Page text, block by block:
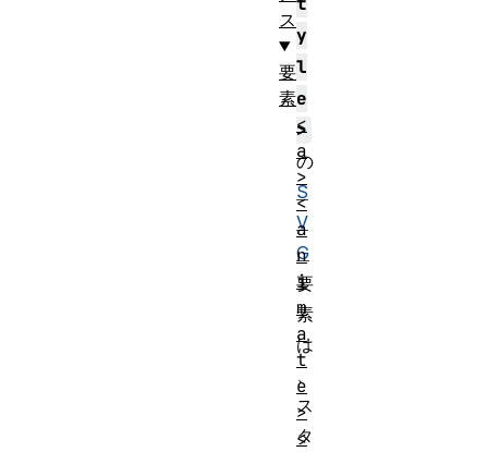
y
l
e
>
の
S
V
G
要
素
は
、
ス
タ
ス
要
素
<
a
>
<
a
n
i
m
a
t
e
>
<